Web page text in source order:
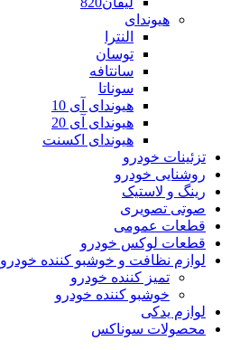
هیوندای
النترا
توسان
سانتافه
سوناتا
هیوندای آی 10
هیوندای آی 20
هیوندای اکسنت
تزئینات خودرو
روشنایی خودرو
رینگ و لاستیک
صوتی تصویری
قطعات عمومی
قطعات لوکس خودرو
لوازم نظافت و خوشبو کننده خودرو
تمیز کننده خودرو
خوشبو کننده خودرو
لوازم یدکی
محصولات سوناکس